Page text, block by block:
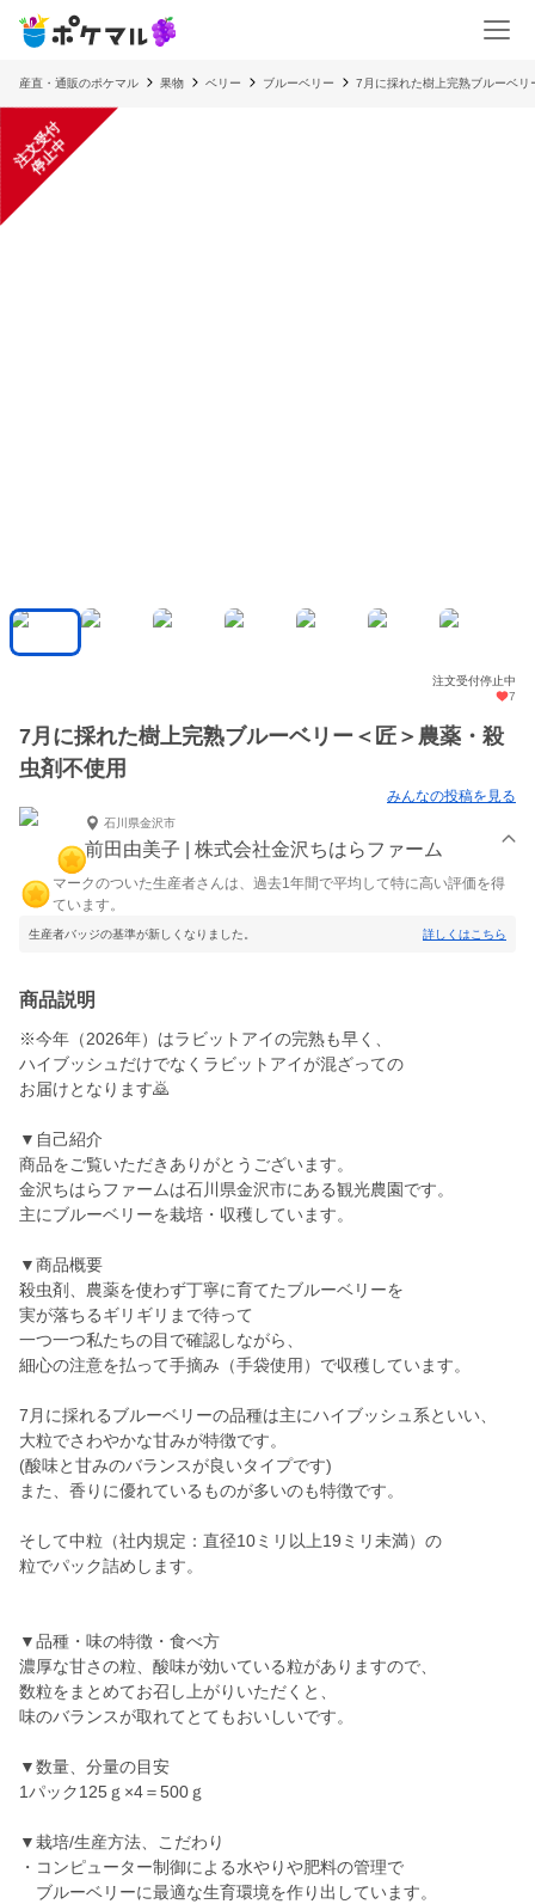
産直・通販のポケマル 果物 ベリー ブルーベリー 7月に採れた樹上完熟ブルーベ
注
文
受
付
停
止
中
注文受付停止中
7
7月に採れた樹上完熟ブルーベリー＜匠＞農薬・殺
虫剤不使用
みんなの投稿を見る
石川県金沢市
前田由美子 | 株式会社金沢ちはらファーム
マークのついた生産者さんは、過去1年間で平均して特に高い評価を得
ています。
生産者バッジの基準が新しくなりました。 詳しくはこちら
商品説明
※今年（2026年）はラビットアイの完熟も早く、
ハイブッシュだけでなくラビットアイが混ざっての
お届けとなります🙇
▼自己紹介
商品をご覧いただきありがとうございます。
金沢ちはらファームは石川県金沢市にある観光農園です。
主にブルーベリーを栽培・収穫しています。
▼商品概要
殺虫剤、農薬を使わず丁寧に育てたブルーベリーを
実が落ちるギリギリまで待って
一つ一つ私たちの目で確認しながら、
細心の注意を払って手摘み（手袋使用）で収穫しています。
7月に採れるブルーベリーの品種は主にハイブッシュ系といい、
大粒でさわやかな甘みが特徴です。
(酸味と甘みのバランスが良いタイプです)
また、香りに優れているものが多いのも特徴です。
そして中粒（社内規定：直径10ミリ以上19ミリ未満）の
粒でパック詰めします。
▼品種・味の特徴・食べ方
濃厚な甘さの粒、酸味が効いている粒がありますので、
数粒をまとめてお召し上がりいただくと、
味のバランスが取れてとてもおいしいです。
▼数量、分量の目安
1パック125ｇ×4＝500ｇ
▼栽培/生産方法、こだわり
・コンピューター制御による水やりや肥料の管理で
ブルーベリーに最適な生育環境を作り出しています。